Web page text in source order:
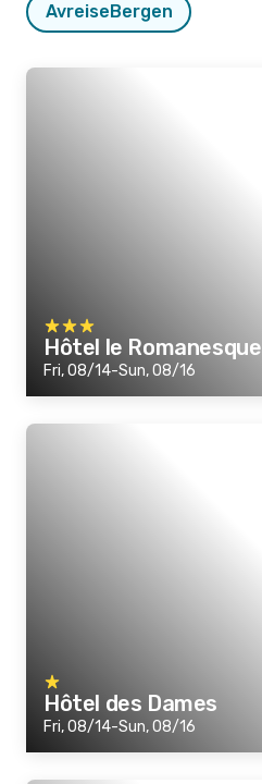
Avreise Bergen
Hôtel le Romanesque
Fri, 08/14-Sun, 08/16
Hôtel des Dames
Fri, 08/14-Sun, 08/16